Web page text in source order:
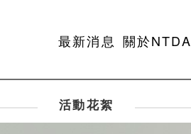
最新消息 關於NTDA
活動花絮